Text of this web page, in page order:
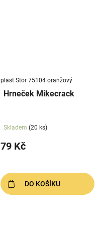
plast Stor 75104 oranžový
Hrneček Mikecrack
Skladem (20 ks)
79 Kč
DO KOŠÍKU